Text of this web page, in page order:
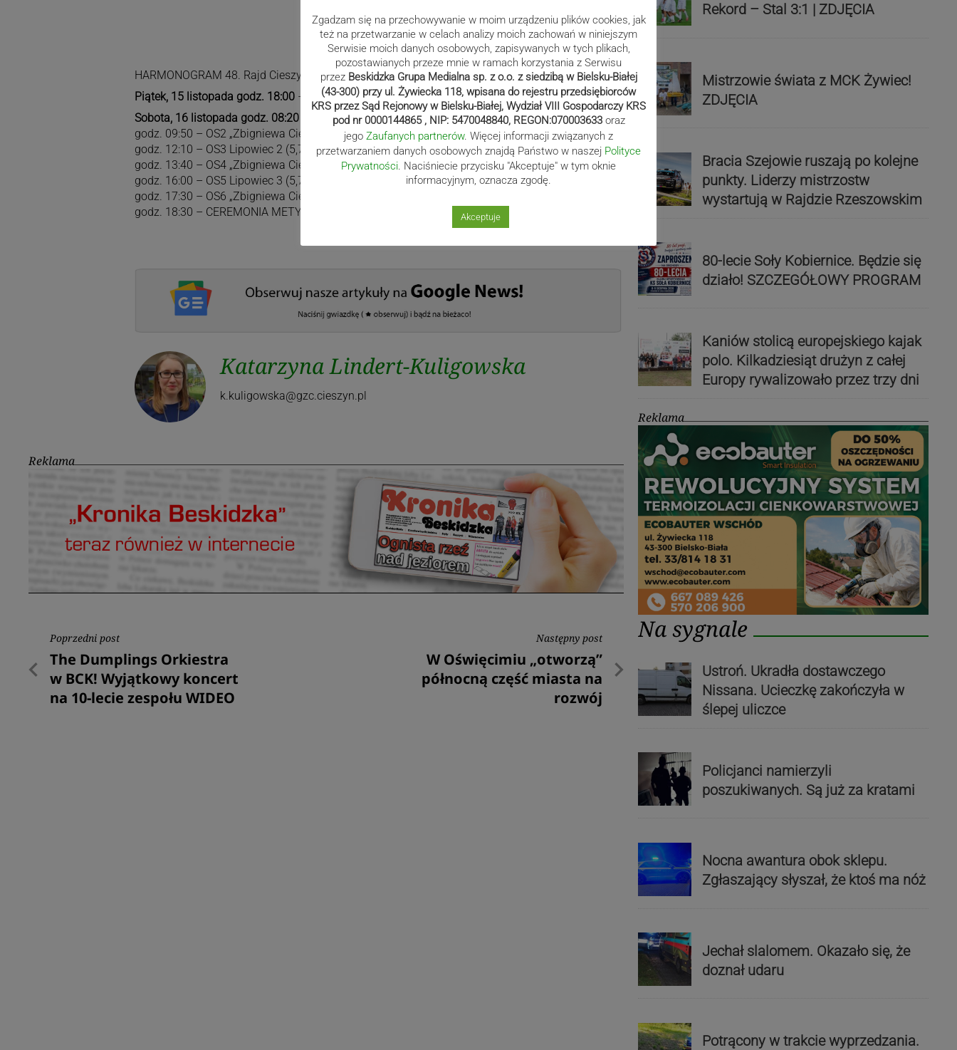
HARMONOGRAM 48. Rajd Cieszyńska Barbórka:
Piątek, 15 listopada godz. 18:00– CEREMONIA STARTU (Rynek w Cieszynie)
Sobota, 16 listopada godz. 08:20– OS1 Lipowiec 1 (5,7 km)
godz. 09:50 – OS2 „Zbigniewa Cieślara” 1 (9,61)
godz. 12:10 – OS3 Lipowiec 2 (5,7 km)
godz. 13:40 – OS4 „Zbigniewa Cieślara” 2 (9,61)
godz. 16:00 – OS5 Lipowiec 3 (5,7 km)
godz. 17:30 – OS6 „Zbigniewa Cieślara” 3 (9,61)
godz. 18:30 – CEREMONIA METY (Rynek w Cieszynie)
Katarzyna Lindert-Kuligowska
k.kuligowska@gzc.cieszyn.pl
Reklama
Nawigacja
wpisu
Poprzedni post
Poprzedni
post
The Dumplings Orkiestra
w BCK! Wyjątkowy koncert
na 10-lecie zespołu WIDEO
Następny post
Następny
post
W Oświęcimiu „otworzą”
północną część miasta na
rozwój
Rekord – Stal 3:1 | ZDJĘCIA
Mistrzowie świata z MCK Żywiec!
ZDJĘCIA
Bracia Szejowie ruszają po kolejne
punkty. Liderzy mistrzostw
wystartują w Rajdzie Rzeszowskim
80-lecie Soły Kobiernice. Będzie się
działo! SZCZEGÓŁOWY PROGRAM
Kaniów stolicą europejskiego kajak
polo. Kilkadziesiąt drużyn z całej
Europy rywalizowało przez trzy dni
Reklama
Na sygnale
Ustroń. Ukradła dostawczego
Nissana. Ucieczkę zakończyła w
ślepej uliczce
Policjanci namierzyli
poszukiwanych. Są już za kratami
Nocna awantura obok sklepu.
Zgłaszający słyszał, że ktoś ma nóż
Jechał slalomem. Okazało się, że
doznał udaru
Potrącony w trakcie wyprzedzania.
Zgadzam się na przechowywanie w moim urządzeniu plików cookies, jak
też na przetwarzanie w celach analizy moich zachowań w niniejszym
Serwisie moich danych osobowych, zapisywanych w tych plikach,
pozostawianych przeze mnie w ramach korzystania z Serwisu
przez Beskidzka Grupa Medialna sp. z o.o. z siedzibą w Bielsku-Białej
(43-300) przy ul. Żywiecka 118, wpisana do rejestru przedsiębiorców
KRS przez Sąd Rejonowy w Bielsku-Białej, Wydział VIII Gospodarczy KRS
pod nr 0000144865 , NIP: 5470048840, REGON:070003633 oraz
jego Zaufanych partnerów. Więcej informacji związanych z
przetwarzaniem danych osobowych znajdą Państwo w naszej Polityce
Prywatności . Naciśniecie przycisku "Akceptuje" w tym oknie
informacyjnym, oznacza zgodę.
Akceptuje